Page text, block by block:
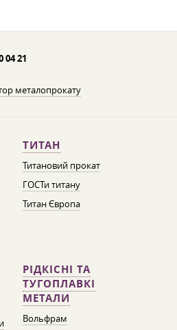
04 21
металопрокату
ТИТАН
Титановий прокат
ГОСТи титану
Титан Європа
РІДКІСНІ ТА
ТУГОПЛАВКІ
МЕТАЛИ
Вольфрам